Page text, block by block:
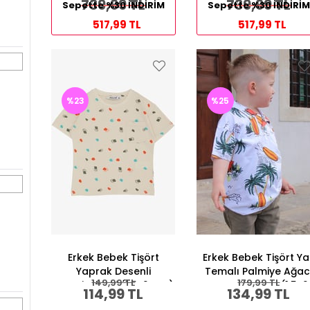
739,99 TL
Sepette %30 İNDİRİM
517,99 TL
739,99 TL
Sepette %30 İNDİRİM
517,99 TL
Erkek Bebek Tişört
Yaprak Desenli
Puantiyeli Bej (1.5-2 Yaş)
114,99 TL
149,99 TL
%23
Erkek Bebek Tişört
Temalı Palmiye
Desenli Beyaz (1.5-2
Yaş)
134,99 TL
179,99 TL
%25